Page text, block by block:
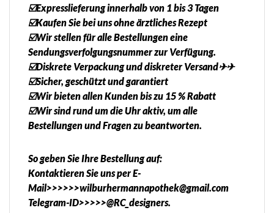
☑️Expresslieferung innerhalb von 1 bis 3 Tagen
☑️Kaufen Sie bei uns ohne ärztliches Rezept
☑️Wir stellen für alle Bestellungen eine
Sendungsverfolgungsnummer zur Verfügung.
☑️Diskrete Verpackung und diskreter Versand✈✈
☑️Sicher, geschützt und garantiert
☑️Wir bieten allen Kunden bis zu 15 % Rabatt
☑️Wir sind rund um die Uhr aktiv, um alle
Bestellungen und Fragen zu beantworten.
So geben Sie Ihre Bestellung auf:
Kontaktieren Sie uns per E-
Mail>>>>>>wilburhermannapothek@gmail.com
Telegram-ID>>>>>@RC_designers.